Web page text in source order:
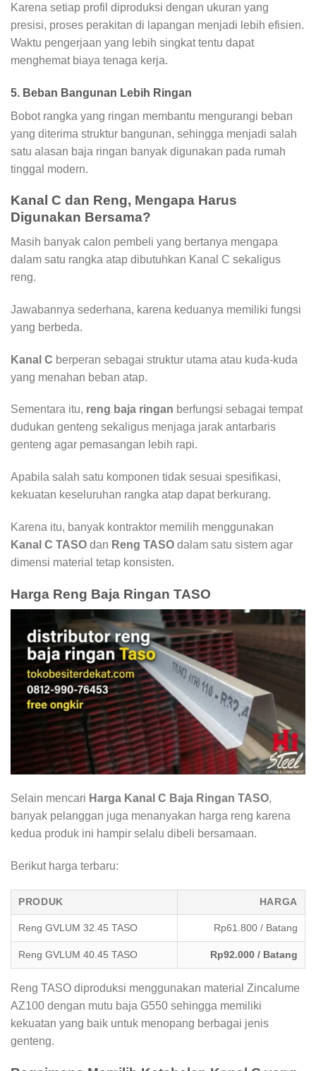
Karena setiap profil diproduksi dengan ukuran yang
presisi, proses perakitan di lapangan menjadi lebih efisien.
Waktu pengerjaan yang lebih singkat tentu dapat
menghemat biaya tenaga kerja.
5. Beban Bangunan Lebih Ringan
Bobot rangka yang ringan membantu mengurangi beban
yang diterima struktur bangunan, sehingga menjadi salah
satu alasan baja ringan banyak digunakan pada rumah
tinggal modern.
Kanal C dan Reng, Mengapa Harus
Digunakan Bersama?
Masih banyak calon pembeli yang bertanya mengapa
dalam satu rangka atap dibutuhkan Kanal C sekaligus
reng.
Jawabannya sederhana, karena keduanya memiliki fungsi
yang berbeda.
Kanal C berperan sebagai struktur utama atau kuda-kuda
yang menahan beban atap.
Sementara itu, reng baja ringan berfungsi sebagai tempat
dudukan genteng sekaligus menjaga jarak antarbaris
genteng agar pemasangan lebih rapi.
Apabila salah satu komponen tidak sesuai spesifikasi,
kekuatan keseluruhan rangka atap dapat berkurang.
Karena itu, banyak kontraktor memilih menggunakan
Kanal C TASO dan Reng TASO dalam satu sistem agar
dimensi material tetap konsisten.
Harga Reng Baja Ringan TASO
Selain mencari Harga Kanal C Baja Ringan TASO,
banyak pelanggan juga menanyakan harga reng karena
kedua produk ini hampir selalu dibeli bersamaan.
Berikut harga terbaru:
PRODUK HARGA
Reng GVLUM 32.45 TASO Rp61.800 / Batang
Reng GVLUM 40.45 TASO Rp92.000 / Batang
Reng TASO diproduksi menggunakan material Zincalume
AZ100 dengan mutu baja G550 sehingga memiliki
kekuatan yang baik untuk menopang berbagai jenis
genteng.